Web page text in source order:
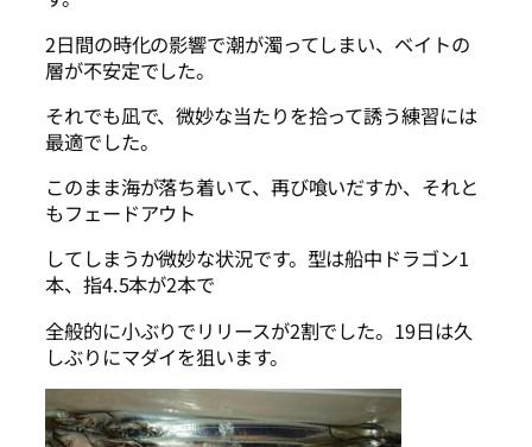
2日間の時化の影響で潮が濁ってしまい、ベイトの
層が不安定でした。
それでも凪で、微妙な当たりを拾って誘う練習には
最適でした。
このまま海が落ち着いて、再び喰いだすか、それと
もフェードアウト
してしまうか微妙な状況です。型は船中ドラゴン1
本、指4.5本が2本で
全般的に小ぶりでリリースが2割でした。19日は久
しぶりにマダイを狙います。